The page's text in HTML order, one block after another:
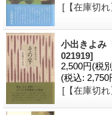
[【在庫切れ
小出きよみ
021919]
2,500円(税
(税込: 2,750
[【在庫切れ